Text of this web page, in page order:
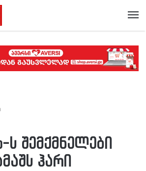
ს შემქმნელები
ჰარი